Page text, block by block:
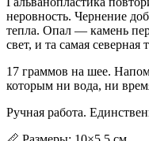
неровность. Чернение
тепла. Опал — камень
свет, и та самая северная
17 граммов на шее.
которым ни вода, ни
Ручная работа.